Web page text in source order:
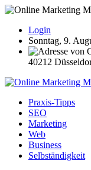
Login
Sonntag, 9.
40212
Praxis-Tipps
SEO
Marketing
Web
Business
Selbständigkeit